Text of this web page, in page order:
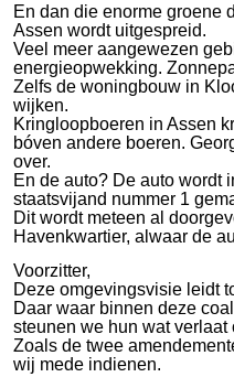
En dan die enorme groene
Assen wordt uitgespreid.
Veel meer aangewezen
energieopwekking.
Zelfs de woningbouw in
wijken.
Kringloopboeren in Assen
bóven andere boeren.
over.
En de auto? De auto wordt
staatsvijand nummer 1
Dit wordt meteen al
Havenkwartier, alwaar de
Voorzitter,
Deze omgevingsvisie leidt
Daar waar binnen deze
steunen we hun wat
Zoals de twee
wij mede indienen.